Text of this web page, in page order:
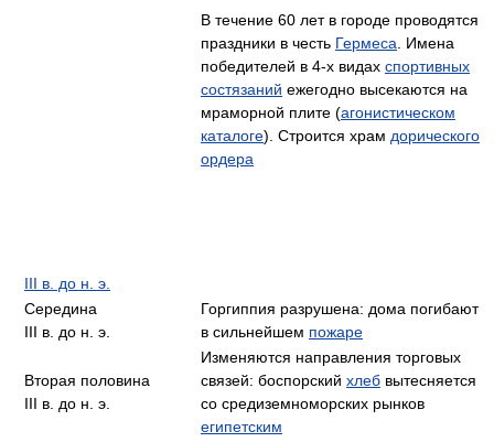
III в. до н. э.
В течение 60 лет в городе проводятся
праздники в честь Гермеса. Имена
победителей в 4-х видах спортивных
состязаний ежегодно высекаются на
мраморной плите (агонистическом
каталоге). Строится храм дорического
ордера
Середина
III в. до н. э.
Горгиппия разрушена: дома погибают
в сильнейшем пожаре
Вторая половина
III в. до н. э.
Изменяются направления торговых
связей: боспорский хлеб вытесняется
со средиземноморских рынков
египетским